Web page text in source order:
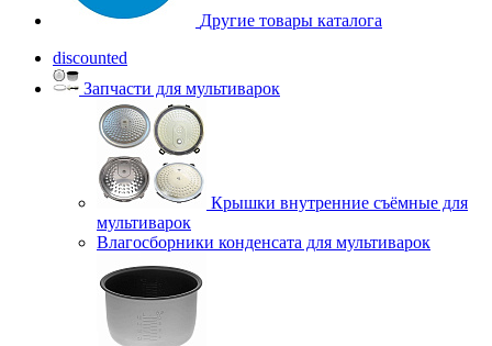
Другие товары каталога
discounted
Запчасти для мультиварок
Крышки внутренние съёмные для
мультиварок
Влагосборники конденсата для мультиварок